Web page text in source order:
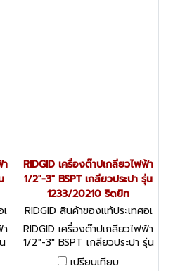
RIDGID เครื่องต๊าปเกลียวไฟฟ้า
1/2"-3" BSPT เกลียวประปา รุ่น
1233/20210 ริดยิท
RIDGID สินค้าของแท้ประเทศอเ
มริกา 1233 BSPT (20210)
RIDGID เครื่องต๊าปเกลียวไฟฟ้า
1/2"-3" BSPT เกลียวประปา รุ่น
1233/20210 ริดยิท
เปรียบเทียบ